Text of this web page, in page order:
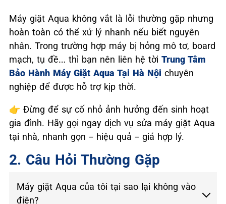
Máy giặt Aqua không vắt là lỗi thường gặp nhưng
hoàn toàn có thể xử lý nhanh nếu biết nguyên
nhân. Trong trường hợp máy bị hỏng mô tơ, board
mạch, tụ đề… thì bạn nên liên hệ tời Trung Tâm
Bảo Hành Máy Giặt Aqua Tại Hà Nội chuyên
nghiệp để được hỗ trợ kịp thời.
👉 Đừng để sự cố nhỏ ảnh hưởng đến sinh hoạt
gia đình. Hãy gọi ngay dịch vụ sửa máy giặt Aqua
tại nhà, nhanh gọn – hiệu quả – giá hợp lý.
2. Câu Hỏi Thường Gặp
Máy giặt Aqua của tôi tại sao lại không vào
điện?